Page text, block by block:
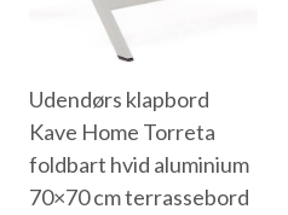
Udendørs klapbord
Kave Home Torreta
foldbart hvid aluminium
70×70 cm terrassebord